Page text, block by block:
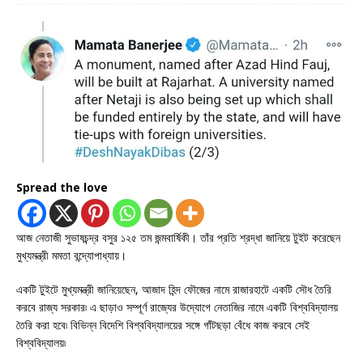
Spread the love
আজ নেতাজী সুভাষচন্দ্র বসুর ১২৫ তম জন্মবার্ষিকী। তাঁর প্রতি শ্রদ্ধা জানিয়ে টুইট করেছেন
মুখ্যমন্ত্রী মমতা বন্দ্যোপাধ্যায়।
একটি টুইটে মুখ্যমন্ত্রী জানিয়েছেন, আজাদ হিন্দ ফৌজের নামে রাজারহাটে একটি সৌধ তৈরি
করবে রাজ্য সরকার৷ এ ছাড়াও সম্পূর্ণ রাজ্যের উদ্যোগে নেতাজির নামে একটি বিশ্ববিদ্যালয়
তৈরি করা হবে৷ বিভিন্ন বিদেশি বিশ্ববিদ্যালয়ের সঙ্গে গাঁটছড়া বেঁধে কাজ করবে সেই
বিশ্ববিদ্যালয়৷